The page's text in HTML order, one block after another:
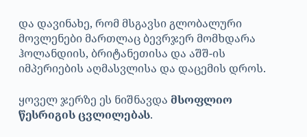
და დავინახე, რომ მსგავსი გლობალური
მოვლენები მართლაც ბევრჯერ მომხდარა
ჰოლანდიის, ბრიტანეთისა და აშშ-ის
იმპერიების აღმასვლისა და დაცემის დროს.
ყოველ ჯერზე ეს ნიშნავდა მსოფლიო
წესრიგის ცვლილებას.